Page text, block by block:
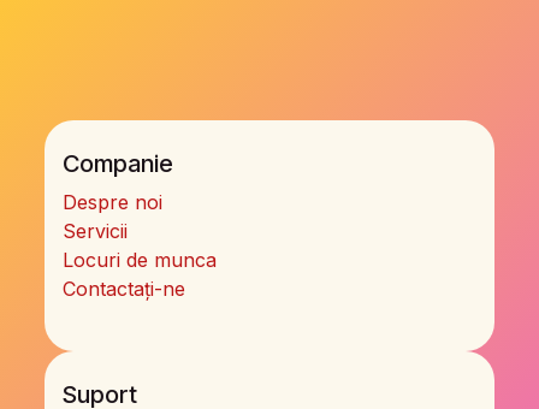
Companie
Despre noi
Servicii
Locuri de munca
Contactați-ne
Suport